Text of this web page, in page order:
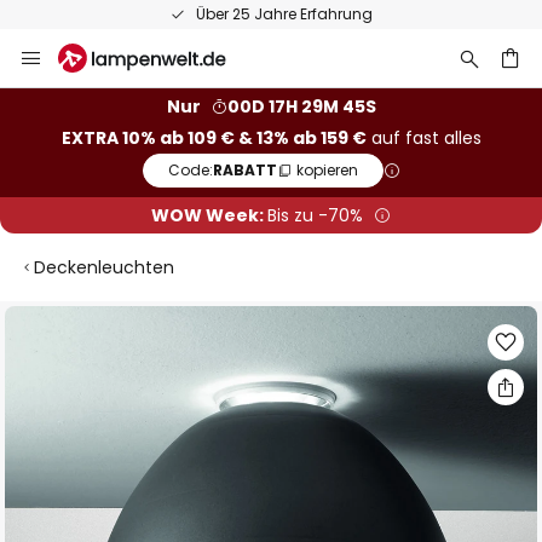
Über 25 Jahre Erfahrung
Inhalt
Nur
00D 17H 29M 45S
EXTRA 10% ab 109 € & 13% ab 159 €auf fast alles
Code:RABATT kopieren
WOW Week:Bis zu -70%
Deckenleuchten
Zum